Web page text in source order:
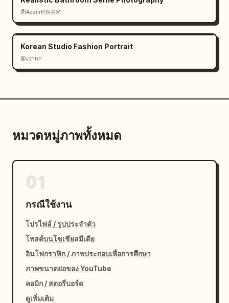
@Adam也叫吉米
Korean Studio Fashion Portrait
@Johnn
หมวดหมู่ภาพทั้งหมด
กรณีใช้งาน
โปรไฟล์ / รูปประจำตัว
โพสต์บนโซเชียลมีเดีย
อินโฟกราฟิก / ภาพประกอบเพื่อการศึกษา
ภาพขนาดย่อของ YouTube
คอมิก / สตอรี่บอร์ด
ดูเพิ่มเติม